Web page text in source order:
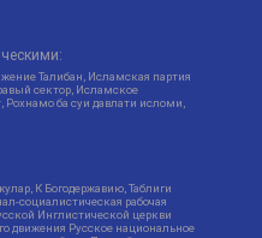
Талибан, Исламская партия
сектор, Исламское
ба суи давлати исломи,
К Богодержавию, Таблиги
социалистическая рабочая
Инглистической церкви
движения Русское национальное